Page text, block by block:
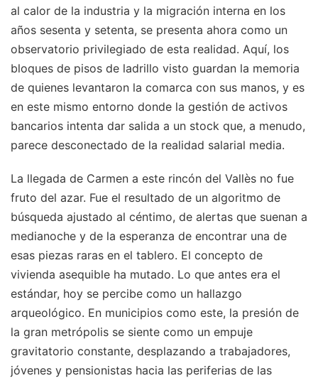
al calor de la industria y la migración interna en los
años sesenta y setenta, se presenta ahora como un
observatorio privilegiado de esta realidad. Aquí, los
bloques de pisos de ladrillo visto guardan la memoria
de quienes levantaron la comarca con sus manos, y es
en este mismo entorno donde la gestión de activos
bancarios intenta dar salida a un stock que, a menudo,
parece desconectado de la realidad salarial media.
La llegada de Carmen a este rincón del Vallès no fue
fruto del azar. Fue el resultado de un algoritmo de
búsqueda ajustado al céntimo, de alertas que suenan a
medianoche y de la esperanza de encontrar una de
esas piezas raras en el tablero. El concepto de
vivienda asequible ha mutado. Lo que antes era el
estándar, hoy se percibe como un hallazgo
arqueológico. En municipios como este, la presión de
la gran metrópolis se siente como un empuje
gravitatorio constante, desplazando a trabajadores,
jóvenes y pensionistas hacia las periferias de las